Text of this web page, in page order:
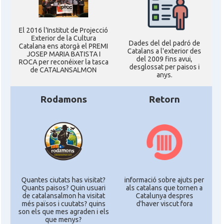
El 2016 l'Institut de Projecció
Exterior de la Cultura
Catalana ens atorgà el PREMI
JOSEP MARIA BATISTA I
ROCA per reconéixer la tasca
de CATALANSALMON
Dades del del padró de
Catalans a l'exterior des
del 2009 fins avui,
desglossat per paisos i
anys.
Rodamons
Quantes ciutats has visitat?
Quants paisos? Quin usuari
de catalansalmon ha visitat
més països i cuutats? quins
son els que mes agraden i els
que menys?
Retorn
informació sobre ajuts per
als catalans que tornen a
Catalunya despres
d'haver viscut fora